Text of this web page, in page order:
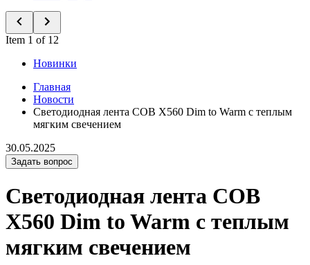
Item 1 of 12
Новинки
Главная
Новости
Светодиодная лента COB X560 Dim to Warm с теплым
мягким свечением
30.05.2025
Задать вопрос
Светодиодная лента COB
X560 Dim to Warm с теплым
мягким свечением